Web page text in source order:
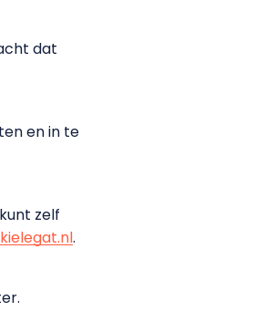
dat
en in te
zelf
.